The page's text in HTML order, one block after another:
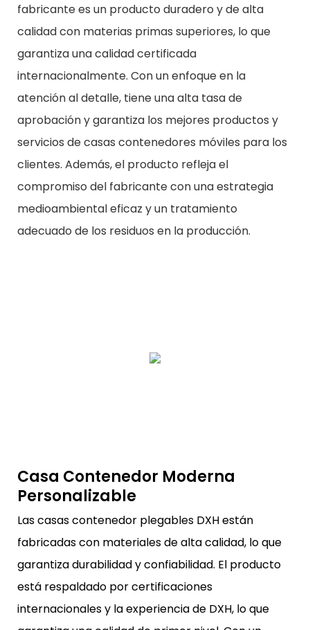
fabricante es un producto duradero y de alta
calidad con materias primas superiores, lo que
garantiza una calidad certificada
internacionalmente. Con un enfoque en la
atención al detalle, tiene una alta tasa de
aprobación y garantiza los mejores productos y
servicios de casas contenedores móviles para los
clientes. Además, el producto refleja el
compromiso del fabricante con una estrategia
medioambiental eficaz y un tratamiento
adecuado de los residuos en la producción.
Casa Contenedor Moderna
Personalizable
Las casas contenedor plegables DXH están
fabricadas con materiales de alta calidad, lo que
garantiza durabilidad y confiabilidad. El producto
está respaldado por certificaciones
internacionales y la experiencia de DXH, lo que